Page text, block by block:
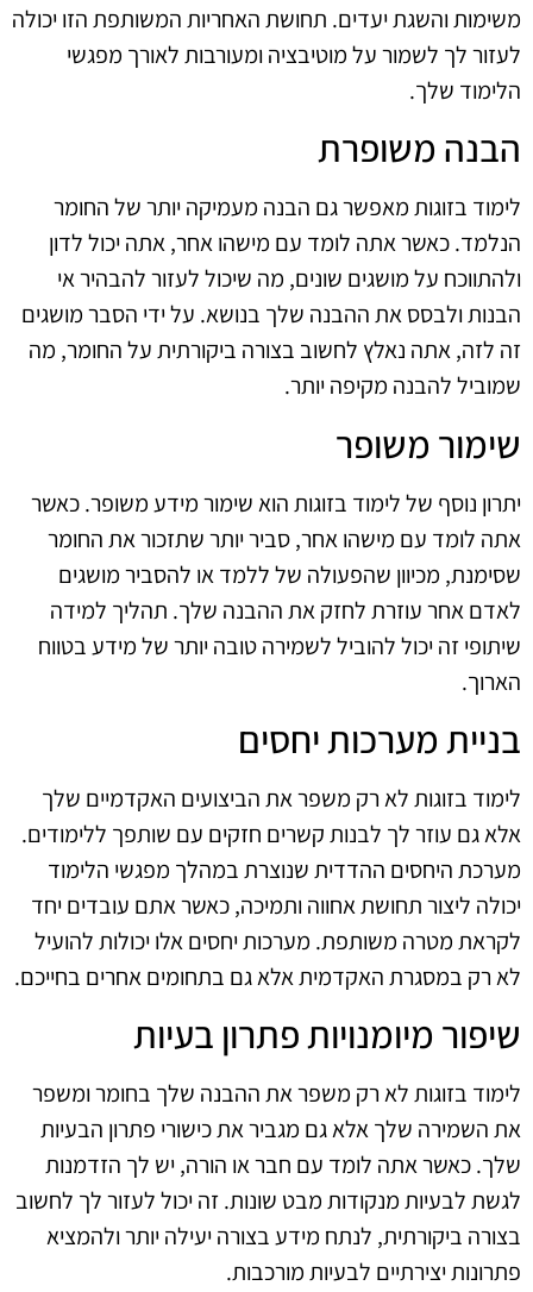
משימות והשגת יעדים. תחושת האחריות המשותפת הזו יכולה
לעזור לך לשמור על מוטיבציה ומעורבות לאורך מפגשי
הלימוד שלך.
הבנה משופרת
לימוד בזוגות מאפשר גם הבנה מעמיקה יותר של החומר
הנלמד. כאשר אתה לומד עם מישהו אחר, אתה יכול לדון
ולהתווכח על מושגים שונים, מה שיכול לעזור להבהיר אי
הבנות ולבסס את ההבנה שלך בנושא. על ידי הסבר מושגים
זה לזה, אתה נאלץ לחשוב בצורה ביקורתית על החומר, מה
שמוביל להבנה מקיפה יותר.
שימור משופר
יתרון נוסף של לימוד בזוגות הוא שימור מידע משופר. כאשר
אתה לומד עם מישהו אחר, סביר יותר שתזכור את החומר
שסימנת, מכיוון שהפעולה של ללמד או להסביר מושגים
לאדם אחר עוזרת לחזק את ההבנה שלך. תהליך למידה
שיתופי זה יכול להוביל לשמירה טובה יותר של מידע בטווח
הארוך.
בניית מערכות יחסים
לימוד בזוגות לא רק משפר את הביצועים האקדמיים שלך
אלא גם עוזר לך לבנות קשרים חזקים עם שותפך ללימודים.
מערכת היחסים ההדדית שנוצרת במהלך מפגשי הלימוד
יכולה ליצור תחושת אחווה ותמיכה, כאשר אתם עובדים יחד
לקראת מטרה משותפת. מערכות יחסים אלו יכולות להועיל
לא רק במסגרת האקדמית אלא גם בתחומים אחרים בחייכם.
שיפור מיומנויות פתרון בעיות
לימוד בזוגות לא רק משפר את ההבנה שלך בחומר ומשפר
את השמירה שלך אלא גם מגביר את כישורי פתרון הבעיות
שלך. כאשר אתה לומד עם חבר או הורה, יש לך הזדמנות
לגשת לבעיות מנקודות מבט שונות. זה יכול לעזור לך לחשוב
בצורה ביקורתית, לנתח מידע בצורה יעילה יותר ולהמציא
פתרונות יצירתיים לבעיות מורכבות.